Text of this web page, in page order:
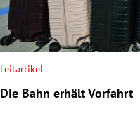
Leitartikel
Die Bahn erhält Vorfahrt